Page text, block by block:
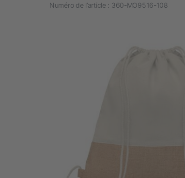
Numéro de l’article : 360-MO9516-108